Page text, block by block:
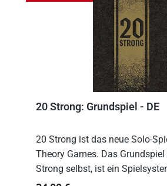
20 Strong: Grundspiel - DE
20 Strong ist das neue Solo-
Theory Games. Das Grundspiel
Strong selbst, ist ein
einfachen Regeln. Um es zu